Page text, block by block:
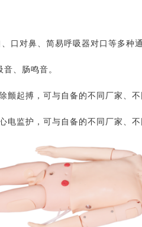
口对鼻、简易呼吸器对口等多种
、肠鸣音。
颤起搏，可与自备的不同厂家、
电监护，可与自备的不同厂家、